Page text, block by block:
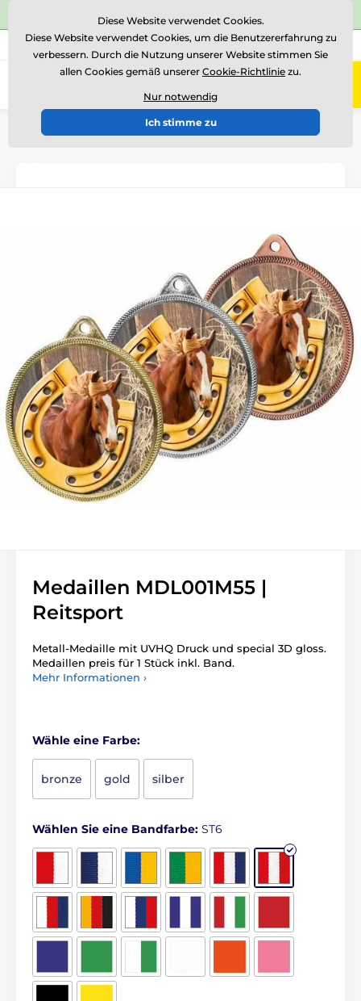
⭐Siehe 504 verifizierte Bewertungen auf
Rufen Sie uns an (Mo-Fr 15-18) +43 676 361 37 22
0
Einführung
Medaillen aus Metall
Medaillen MDL001M55 |
Reitsport
Metall-Medaille mit UVHQ Druck und special 3D gloss.
Medaillen preis für 1 Stück inkl. Band.
Mehr Informationen ›
Wähle eine Farbe:
bronze gold silber
Wählen Sie eine Bandfarbe: ST6
Diese Website verwendet Cookies.
Diese Website verwendet Cookies, um die Benutzererfahrung zu
verbessern. Durch die Nutzung unserer Website stimmen Sie
allen Cookies gemäß unserer Cookie-Richtlinie zu.
Nur notwendig
Ich stimme zu